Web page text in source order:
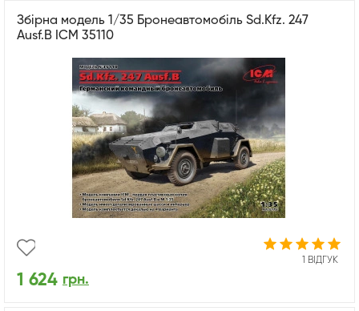
Збірна модель 1/35 Бронеавтомобіль Sd.Kfz. 247
Ausf.B ICM 35110
1 ВІДГУК
1 624 грн.